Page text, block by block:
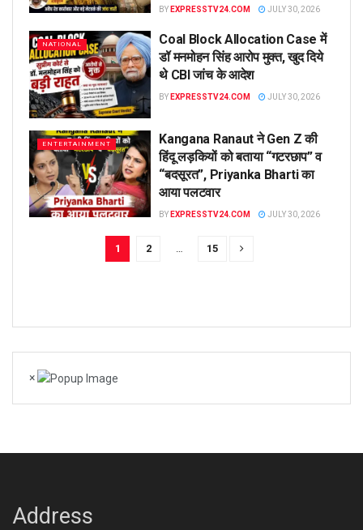
BY EXPRESSTV24.COM JULY 30, 2026
NATIONAL
Coal Block Allocation Case में
डॉ मनमोहन सिंह आरोप मुक्त, खुद दिये
थे CBI जांच के आदेश
BY EXPRESSTV24.COM JULY 30, 2026
ENTERTAINMENT
Kangana Ranaut ने Gen Z की
हिंदू लड़कियों को बताया “गटरछाप” व
“बदसूरत”, Priyanka Bharti का
आया पलटवार
BY EXPRESSTV24.COM JULY 30, 2026
1 2 15
×
Address